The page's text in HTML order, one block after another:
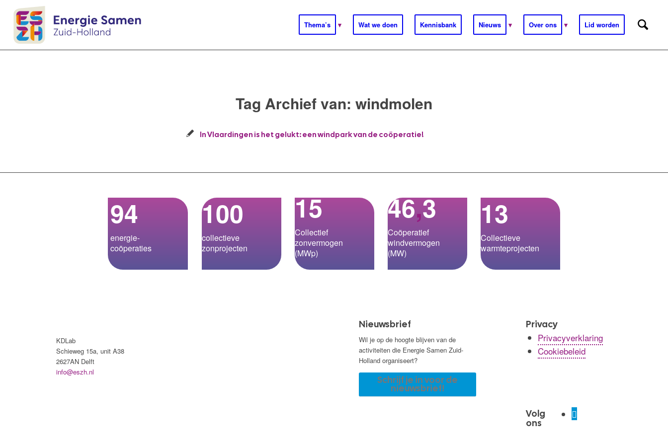
Thema’s Wat we doen Kennisbank Nieuws Over ons Lid worden
Tag Archief van: windmolen
In Vlaardingen is het gelukt: een windpark van de coöperatie!
94
energie­-
coöperaties
100
collectieve
zonprojecten
15
Collectief
zonvermogen
(MWp)
46,3
Coöperatief
windvermogen
(MW)
13
Collectieve
warmteprojecten
KDLab
Schieweg 15a, unit A38
2627AN Delft
info@eszh.nl
Nieuwsbrief
Wil je op de hoogte blijven van de
activiteiten die Energie Samen Zuid-
Holland organiseert?
Schrijf je in voor de
nieuwsbrief!
Privacy
Privacyverklaring
Cookiebeleid
Volg
ons